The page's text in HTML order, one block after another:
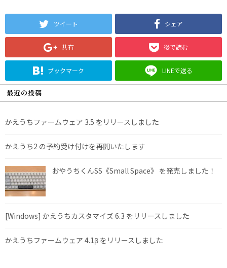
ツイート シェア
共有 後で読む
ブックマーク LINEで送る
最近の投稿
かえうちファームウェア 3.5 をリリースしました
かえうち2 の予約受け付けを再開いたします
おやうちくんSS《Small Space》 を発売しました！
[Windows] かえうちカスタマイズ 6.3 をリリースしました
かえうちファームウェア 4.1β をリリースしました